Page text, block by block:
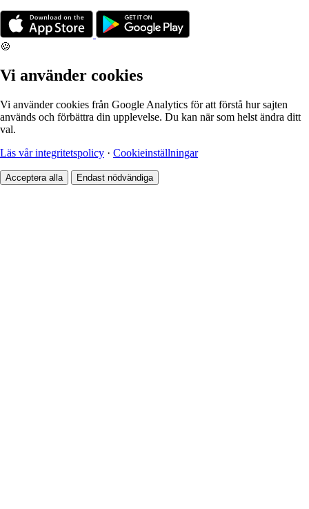
🍪
Vi använder cookies
Vi använder cookies från Google Analytics för att förstå hur sajten
används och förbättra din upplevelse. Du kan när som helst ändra ditt
val.
Läs vår integritetspolicy · Cookieinställningar
Acceptera alla Endast nödvändiga